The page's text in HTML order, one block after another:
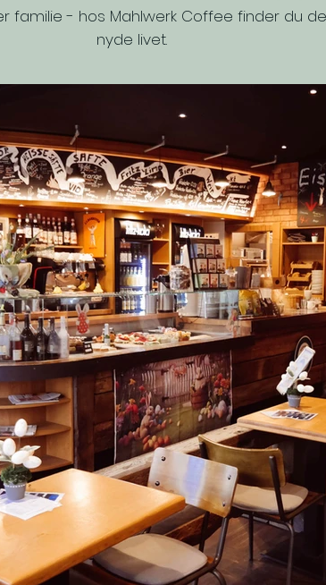
familie - hos Mahlwerk Coffee finder du
nyde livet.